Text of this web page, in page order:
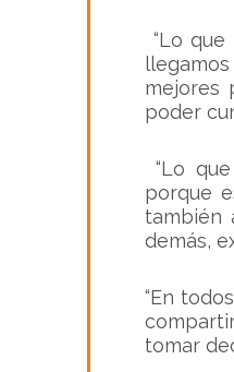
“Lo
mejores
poder
“Lo
porque
también
demás,
“En
tomar